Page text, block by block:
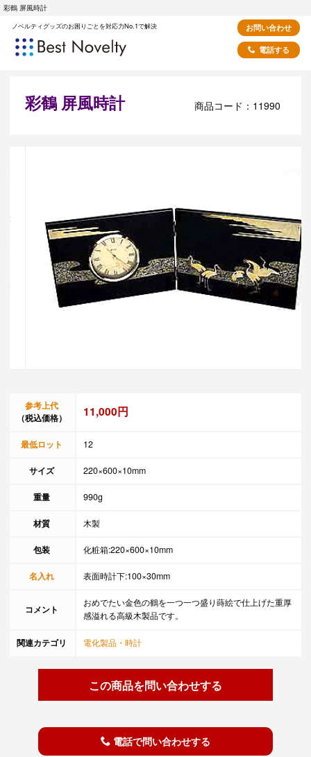
彩鶴 屏風時計
ノベルティグッズのお困りごとを対応力No.1で解決
お問い合わせ
電話する
彩鶴 屏風時計 商品コード：11990
参考上代
（税込価格）
11,000円
最低ロット 12
サイズ 220×600×10mm
重量 990g
材質 木製
包装 化粧箱:220×600×10mm
名入れ 表面時計下:100×30mm
コメント
おめでたい金色の鶴を一つ一つ盛り蒔絵で仕上げた重厚
感溢れる高級木製品です。
関連カテゴリ 電化製品・時計
この商品を問い合わせする
電話で問い合わせする